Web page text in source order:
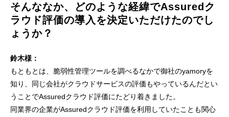
そんななか、どのような経緯でAssuredク
ラウド評価の導入を決定いただけたのでし
ょうか？
鈴木様：
もともとは、脆弱性管理ツールを調べるなかで御社のyamoryを
知り、同じ会社がクラウドサービスの評価もやっているんだとい
うことでAssuredクラウド評価にたどり着きました。
同業界の企業がAssuredクラウド評価を利用していたことも関心